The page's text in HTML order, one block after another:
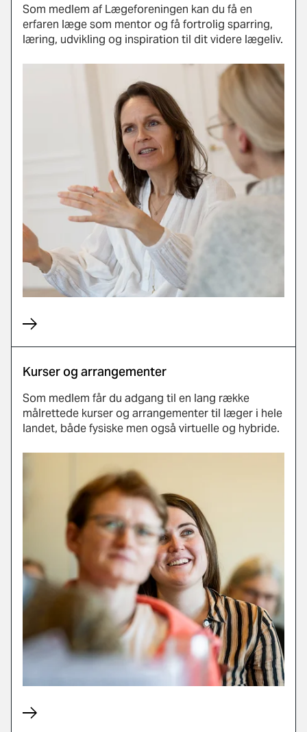
Som medlem af Lægeforeningen kan du få en
erfaren læge som mentor og få fortrolig sparring,
læring, udvikling og inspiration til dit videre lægeliv.
Kurser og arrangementer
Som medlem får du adgang til en lang række
målrettede kurser og arrangementer til læger i hele
landet, både fysiske men også virtuelle og hybride.